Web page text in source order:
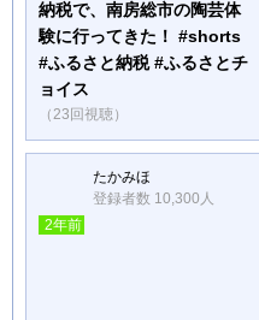
納税で、南房総市の陶芸体
験に行ってきた！ #shorts
#ふるさと納税 #ふるさとチ
ョイス
（23回視聴）
たかみほ
登録者数 10,300人
2年前